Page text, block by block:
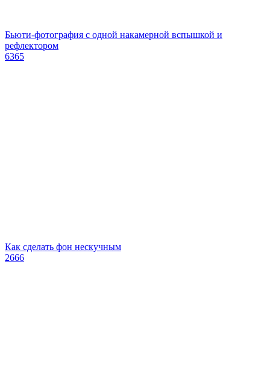
Бьюти-фотография с одной накамерной вспышкой и
рефлектором
6365
Как сделать фон нескучным
2666